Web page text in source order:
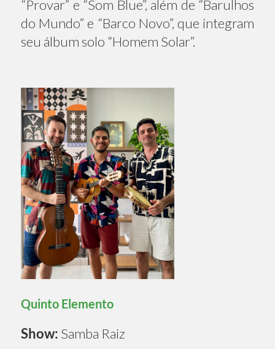
“Provar” e “Som Blue”, além de “Barulhos
do Mundo” e “Barco Novo”, que integram
seu álbum solo “Homem Solar”.
Quinto Elemento
Show: Samba Raiz